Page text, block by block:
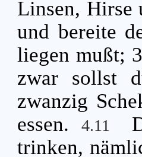
Linsen, Hirse
und bereite
liegen mußt;
zwar sollst
zwanzig
essen.
4.11
trinken,